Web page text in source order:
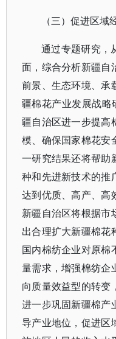
（三）促进区
通过专题研究，
面，综合分析新疆自
前景、生态环境、承
疆棉花产业发展战略
疆自治区进一步提高
模、确保国家棉花安
一研究结果还将帮助
种和先进新技术的推
达到优质、高产、高
新疆自治区将根据市
出合理扩大新疆棉花
国内棉纺企业对原棉
量需求，增强棉纺企
向质量效益型的转变
进一步巩固新疆棉产
导产业地位，促进区